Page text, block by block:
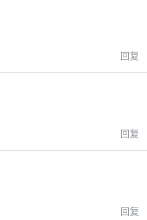
回复
回复
回复